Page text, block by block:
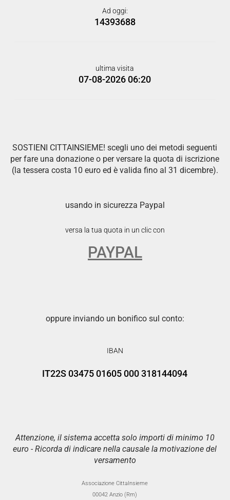
Ad oggi:
14393688
ultima visita
07-08-2026 06:20
SOSTIENI CITTAINSIEME! scegli uno dei metodi seguenti
per fare una donazione o per versare la quota di iscrizione
(la tessera costa 10 euro ed è valida fino al 31 dicembre).
usando in sicurezza Paypal
versa la tua quota in un clic con
PAYPAL
oppure inviando un bonifico sul conto:
IBAN
IT22S 03475 01605 000 318144094
Attenzione, il sistema accetta solo importi di minimo 10
euro - Ricorda di indicare nella causale la motivazione del
versamento
Associazione CittaInsieme
00042 Anzio (Rm)